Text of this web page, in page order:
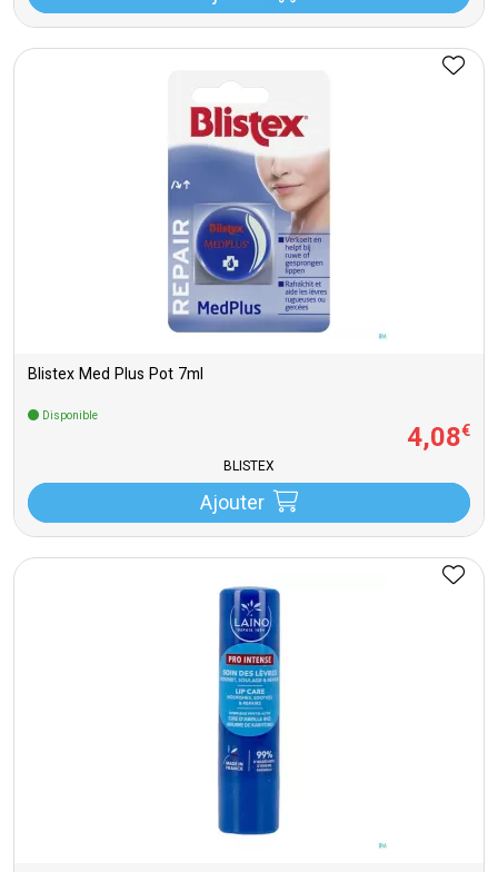
Blistex Med Plus Pot 7ml
Disponible
4,08€
BLISTEX
Ajouter